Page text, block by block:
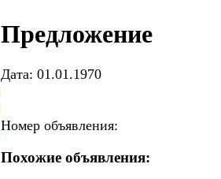
Предложение
Дата: 01.01.1970
Номер объявления:
Похожие объявления: